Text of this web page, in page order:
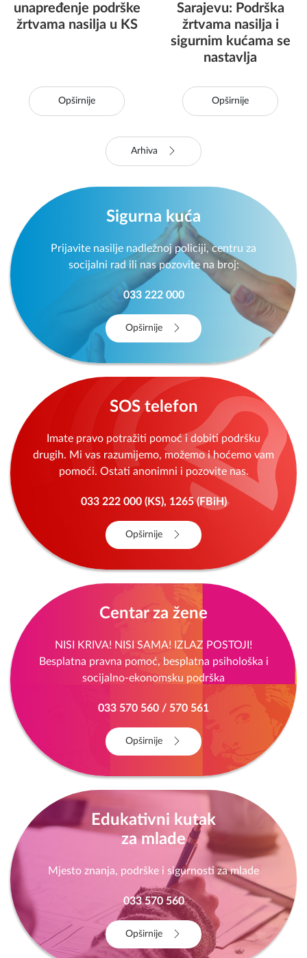
unapređenje podrške
žrtvama nasilja u KS
Opširnije
Sarajevu: Podrška
žrtvama nasilja i
sigurnim kućama se
nastavlja
Opširnije
Arhiva
Sigurna kuća
Prijavite nasilje nadležnoj policiji, centru za
socijalni rad ili nas pozovite na broj:
033 222 000
Opširnije
SOS telefon
Imate pravo potražiti pomoć i dobiti podršku
drugih. Mi vas razumijemo, možemo i hoćemo vam
pomoći. Ostati anonimni i pozovite nas.
033 222 000 (KS), 1265 (FBiH)
Opširnije
Centar za žene
NISI KRIVA! NISI SAMA! IZLAZ POSTOJI!
Besplatna pravna pomoć, besplatna psihološka i
socijalno-ekonomsku podrška
033 570 560 / 570 561
Opširnije
Edukativni kutak
za mlade
Mjesto znanja, podrške i sigurnosti za mlade
033 570 560
Opširnije